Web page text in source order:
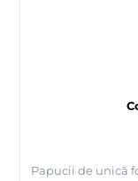
Papucii de unică